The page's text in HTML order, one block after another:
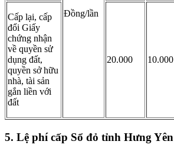
Đồng/lần
Cấp lại, cấp
đổi Giấy
chứng nhận
về quyền sử
dụng đất,
quyền sở hữu
nhà, tài sản
gắn liền với
đất
20.000 10.000
5. Lệ phí cấp Sổ đỏ tỉnh Hưng Yên